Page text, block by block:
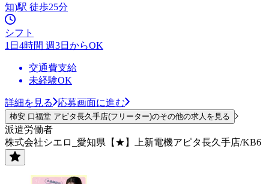
知)駅 徒歩25分
シフト
1日4時間 週3日からOK
交通費支給
未経験OK
詳細を見る 応募画面に進む
柿安 口福堂 アピタ長久手店(フリーター)のその他の求人を見る
派遣労働者
株式会社シエロ_愛知県【★】上新電機アピタ長久手店/KB6